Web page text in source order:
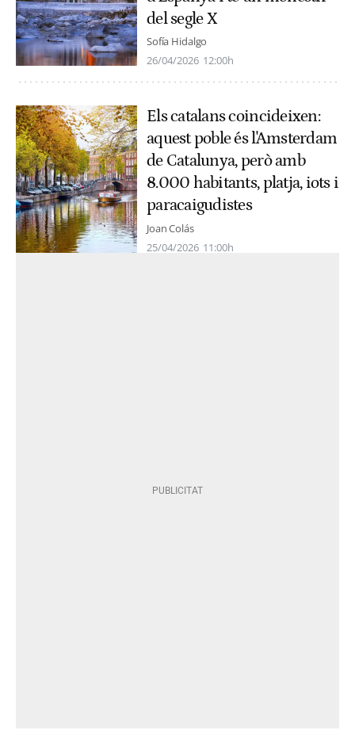
del segle X
Sofía Hidalgo
26/04/2026 12:00h
Els catalans coincideixen:
aquest poble és l'Amsterdam
de Catalunya, però amb
8.000 habitants, platja, iots i
paracaigudistes
Joan Colás
25/04/2026 11:00h